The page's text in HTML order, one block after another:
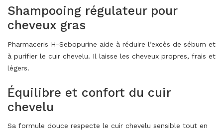
Shampooing régulateur pour
cheveux gras
Pharmaceris H-Sebopurine aide à réduire l’excès de sébum et
à purifier le cuir chevelu. Il laisse les cheveux propres, frais et
légers.
Équilibre et confort du cuir
chevelu
Sa formule douce respecte le cuir chevelu sensible tout en